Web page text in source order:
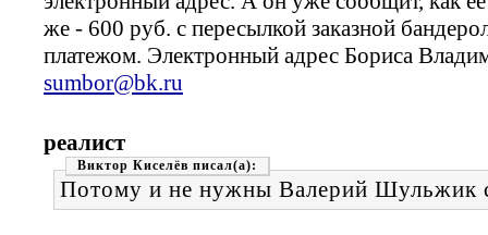
же - 600 руб. с пересылкой заказной
платежом. Электронный адрес Бориса
sumbor@bk.ru
реалист
Виктор Киселёв
Потому и не нужны Валерий Шульжик